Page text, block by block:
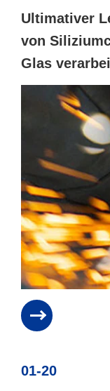
Ultimativer
von
Glas
01-20